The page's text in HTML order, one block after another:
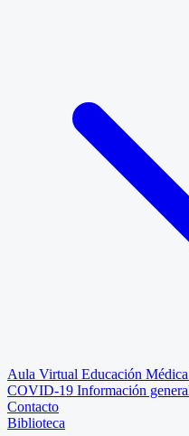
Aula Virtual Educación
COVID-19 Información
Contacto
Biblioteca